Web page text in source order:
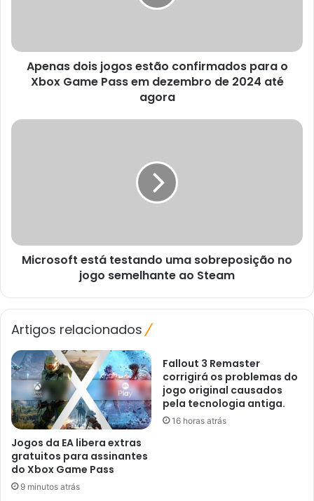
Game
Pass
2024
Apenas dois jogos estão confirmados para o
Xbox Game Pass em dezembro de 2024 até
agora
Microsoft
ao
Steam
Microsoft está testando uma sobreposição no
jogo semelhante ao Steam
Artigos relacionados
Jogos da EA libera extras
gratuitos para assinantes
do Xbox Game Pass
9 minutos atrás
Fallout 3 Remaster
corrigirá os problemas do
jogo original causados ​​
pela tecnologia antiga.
16 horas atrás